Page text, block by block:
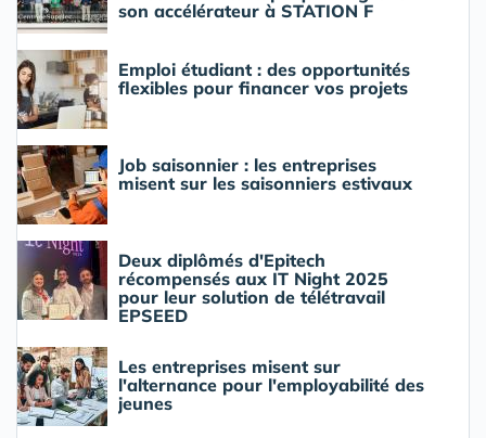
son accélérateur à STATION F
Emploi étudiant : des opportunités
flexibles pour financer vos projets
Job saisonnier : les entreprises
misent sur les saisonniers estivaux
Deux diplômés d'Epitech
récompensés aux IT Night 2025
pour leur solution de télétravail
EPSEED
Les entreprises misent sur
l'alternance pour l'employabilité des
jeunes